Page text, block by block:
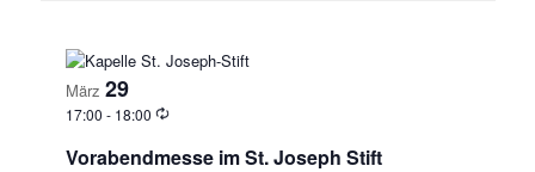
März 29
17:00 - 18:00
Vorabendmesse im St. Joseph Stift